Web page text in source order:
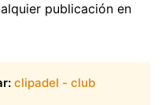
publicación en
clipadel - club